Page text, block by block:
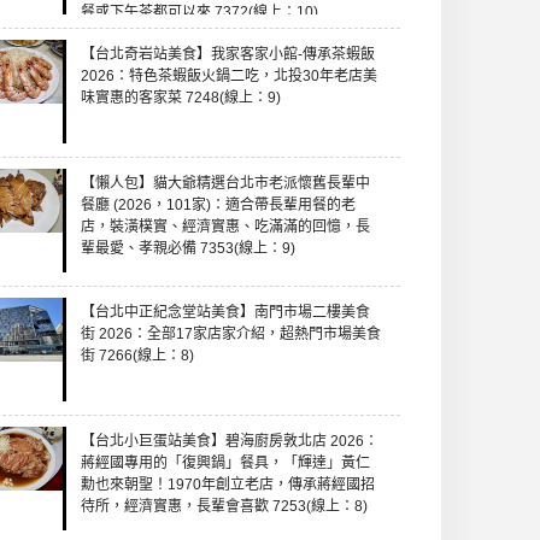
餐或下午茶都可以來 7372(線上：10)
【台北奇岩站美食】我家客家小館-傳承茶蝦飯
2026：特色茶蝦飯火鍋二吃，北投30年老店美
味實惠的客家菜 7248(線上：9)
【懶人包】貓大爺精選台北市老派懷舊長輩中
餐廳 (2026，101家)：適合帶長輩用餐的老
店，裝潢樸實、經濟實惠、吃滿滿的回憶，長
輩最愛、孝親必備 7353(線上：9)
【台北中正紀念堂站美食】南門市場二樓美食
街 2026：全部17家店家介紹，超熱門市場美食
街 7266(線上：8)
【台北小巨蛋站美食】碧海廚房敦北店 2026：
蔣經國專用的「復興鍋」餐具，「輝達」黃仁
勳也來朝聖！1970年創立老店，傳承蔣經國招
待所，經濟實惠，長輩會喜歡 7253(線上：8)